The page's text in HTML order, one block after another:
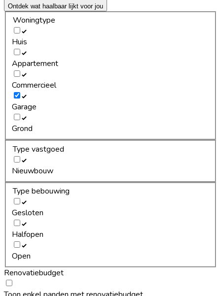
Ontdek wat haalbaar lijkt voor jou
Woningtype
Huis
Appartement
Commercieel
Garage
Grond
Type vastgoed
Nieuwbouw
Type bebouwing
Gesloten
Halfopen
Open
Renovatiebudget